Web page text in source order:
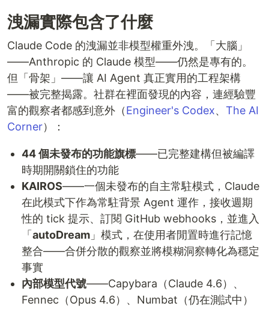
洩漏實際包含了什麼
Claude Code 的洩漏並非模型權重外洩。「大腦」
——Anthropic 的 Claude 模型——仍然是專有的。
但「骨架」——讓 AI Agent 真正實用的工程架構
——被完整揭露。社群在裡面發現的內容，連經驗豐
富的觀察者都感到意外（Engineer's Codex、 The AI
Corner）：
44 個未發布的功能旗標——已完整建構但被編譯
時期開關鎖住的功能
KAIROS——一個未發布的自主常駐模式，Claude
在此模式下作為常駐背景 Agent 運作，接收週期
性的 tick 提示、訂閱 GitHub webhooks，並進入
「 autoDream 」模式，在使用者閒置時進行記憶
整合——合併分散的觀察並將模糊洞察轉化為穩定
事實
內部模型代號——Capybara（Claude 4.6）、
Fennec（Opus 4.6）、Numbat（仍在測試中）